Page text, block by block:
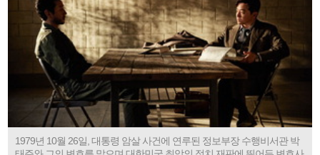
1979년 10월 26일, 대통령 암살 사건에 연루된 정보부장 수행비서관 박